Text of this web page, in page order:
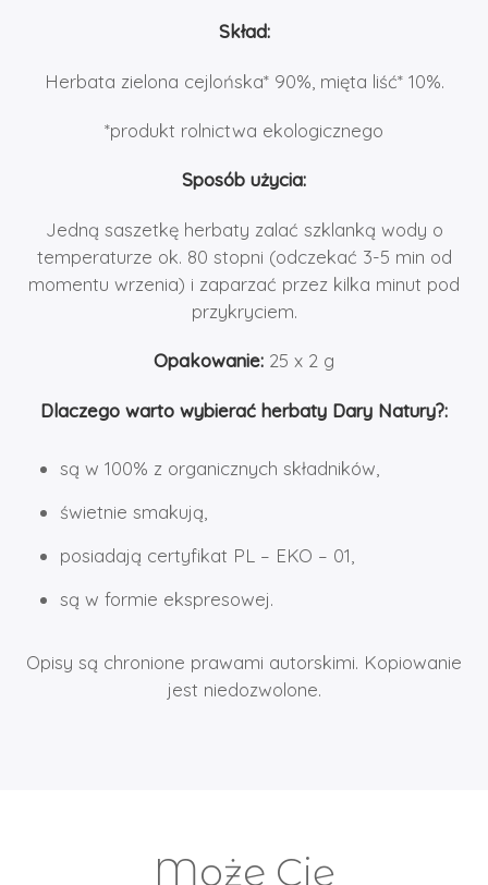
Skład:
Herbata zielona cejlońska* 90%, mięta liść* 10%.
*produkt rolnictwa ekologicznego
Sposób użycia:
Jedną saszetkę herbaty zalać szklanką wody o
temperaturze ok. 80 stopni (odczekać 3-5 min od
momentu wrzenia) i zaparzać przez kilka minut pod
przykryciem.
Opakowanie: 25 x 2 g
Dlaczego warto wybierać herbaty Dary Natury?:
są w 100% z organicznych składników,
świetnie smakują,
posiadają certyfikat PL – EKO – 01,
są w formie ekspresowej.
Opisy są chronione prawami autorskimi. Kopiowanie
jest niedozwolone.
Może Cię